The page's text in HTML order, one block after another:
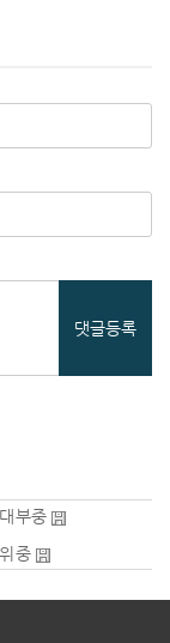
댓글등록
부중
중